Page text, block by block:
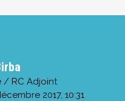
/ RC Adjoint
2017, 10:31